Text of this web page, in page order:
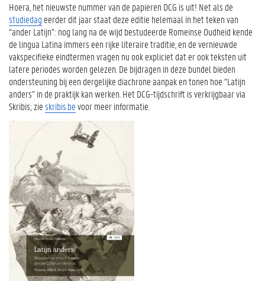
Hoera, het nieuwste nummer van de papieren DCG is uit! Net als de
studiedag eerder dit jaar staat deze editie helemaal in het teken van
“ander Latijn”: nog lang na de wijd bestudeerde Romeinse Oudheid kende
de lingua Latina immers een rijke literaire traditie, en de vernieuwde
vakspecifieke eindtermen vragen nu ook expliciet dat er ook teksten uit
latere periodes worden gelezen. De bijdragen in deze bundel bieden
ondersteuning bij een dergelijke diachrone aanpak en tonen hoe “Latijn
anders” in de praktijk kan werken. Het DCG-tijdschrift is verkrijgbaar via
Skribis; zieskribis.bevoor meer informatie.